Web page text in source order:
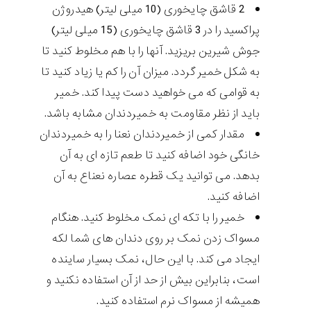
2 قاشق چایخوری (10 میلی لیتر) هیدروژن
پراکسید را در 3 قاشق چایخوری (15 میلی لیتر)
جوش شیرین بریزید. آنها را با هم مخلوط کنید تا
به شکل خمیر گردد. میزان آن را کم یا زیاد کنید تا
به قوامی که می خواهید دست پیدا کند. خمیر
باید از نظر مقاومت به خمیردندان مشابه باشد.
مقدار کمی از خمیردندان نعنا را به خمیردندان
خانگی خود اضافه کنید تا طعم تازه ای به آن
بدهد. می توانید یک قطره عصاره نعناع به آن
اضافه کنید.
خمیر را با تکه ای نمک مخلوط کنید. هنگام
مسواک زدن نمک بر روی دندان های شما لکه
ایجاد می کند. با این حال، نمک بسیار ساینده
است، بنابراین بیش از حد از آن استفاده نکنید و
همیشه از مسواک نرم استفاده کنید.